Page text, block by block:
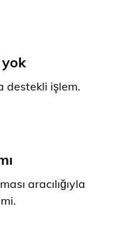
destekli işlem.
aracılığıyla